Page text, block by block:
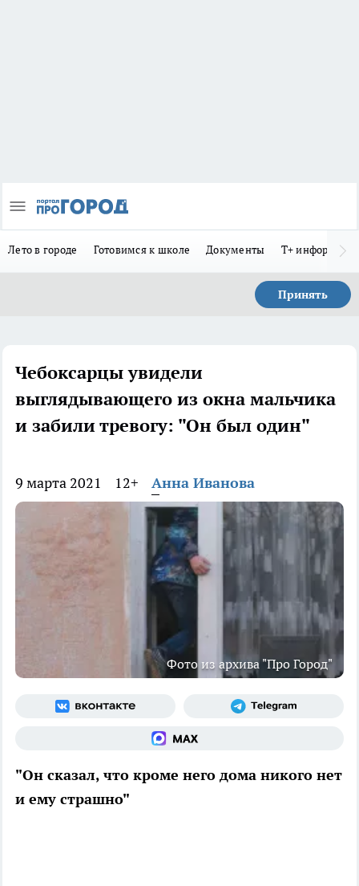
Лето в городе Готовимся к школе Документы Т+
Принять
Чебоксарцы увидели
выглядывающего из окна мальчика
и забили тревогу: "Он был один"
9 марта 2021 12+ Анна Иванова
Фото из архива "Про Город"
"Он сказал, что кроме него дома никого нет
и ему страшно"